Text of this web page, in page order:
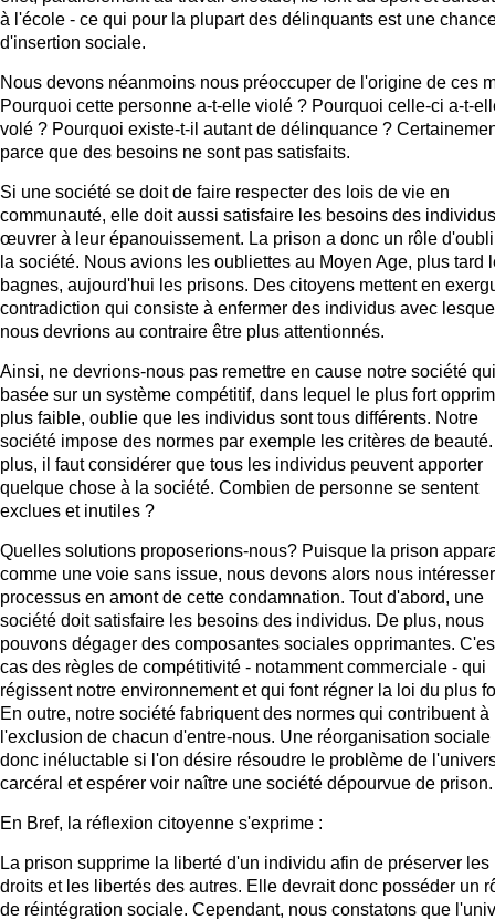
à l'école - ce qui pour la plupart des délinquants est une
d'insertion sociale.
Nous devons néanmoins nous préoccuper de l'origine de ces
Pourquoi cette personne a-t-elle violé ? Pourquoi celle-ci a-t-
volé ? Pourquoi existe-t-il autant de délinquance ?
parce que des besoins ne sont pas satisfaits.
Si une société se doit de faire respecter des lois de vie en
communauté, elle doit aussi satisfaire les besoins des
œuvrer à leur épanouissement. La prison a donc un rôle
la société. Nous avions les oubliettes au Moyen Age, plus tard
bagnes, aujourd'hui les prisons. Des citoyens mettent en
contradiction qui consiste à enfermer des individus avec
nous devrions au contraire être plus attentionnés.
Ainsi, ne devrions-nous pas remettre en cause notre société
basée sur un système compétitif, dans lequel le plus fort
plus faible, oublie que les individus sont tous différents. Notre
société impose des normes par exemple les critères de
plus, il faut considérer que tous les individus peuvent apporter
quelque chose à la société. Combien de personne se sentent
exclues et inutiles ?
Quelles solutions proposerions-nous? Puisque la prison
comme une voie sans issue, nous devons alors nous
processus en amont de cette condamnation. Tout d'abord, une
société doit satisfaire les besoins des individus. De plus, nous
pouvons dégager des composantes sociales opprimantes.
cas des règles de compétitivité - notamment commerciale - qui
régissent notre environnement et qui font régner la loi du plus
En outre, notre société fabriquent des normes qui contribuent à
l'exclusion de chacun d'entre-nous. Une réorganisation sociale
donc inéluctable si l'on désire résoudre le problème de
carcéral et espérer voir naître une société dépourvue de prison.
En Bref, la réflexion citoyenne s'exprime :
La prison supprime la liberté d'un individu afin de préserver les
droits et les libertés des autres. Elle devrait donc posséder un
de réintégration sociale. Cependant, nous constatons que